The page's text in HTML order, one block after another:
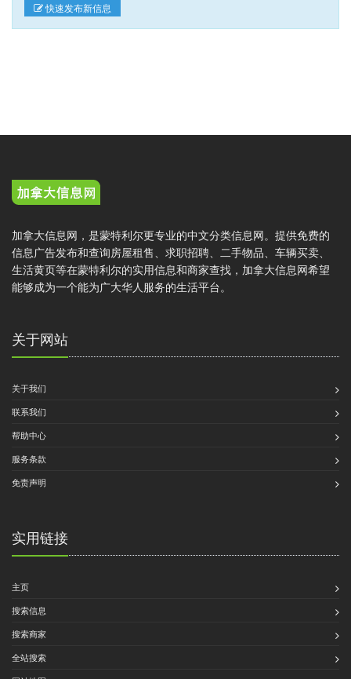
快速发布新信息
加拿大信息网，是蒙特利尔更专业的中文分类信息网。提供免费的
信息广告发布和查询房屋租售、求职招聘、二手物品、车辆买卖、
生活黄页等在蒙特利尔的实用信息和商家查找，加拿大信息网希望
能够成为一个能为广大华人服务的生活平台。
关于网站
关于我们
联系我们
帮助中心
服务条款
免责声明
实用链接
主页
搜索信息
搜索商家
全站搜索